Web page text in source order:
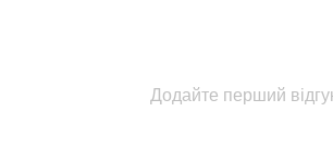
Додайте перший